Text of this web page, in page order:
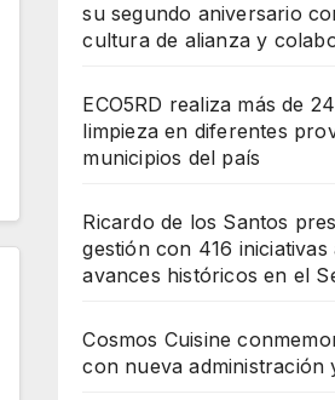
su segundo aniversario
cultura de alianza y
ECO5RD realiza más de
limpieza en diferentes
municipios del país
Ricardo de los Santos
gestión con 416
avances históricos en el
Cosmos Cuisine
con nueva administración